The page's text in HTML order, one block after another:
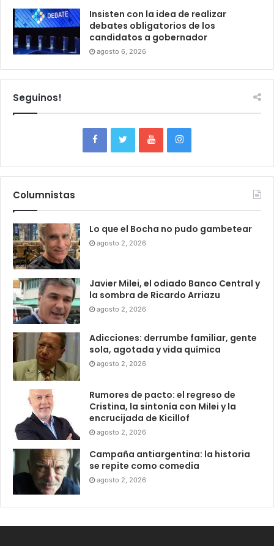
Insisten con la idea de realizar
debates obligatorios de los
candidatos a gobernador
agosto 6, 2026
Seguinos!
Columnistas
Lo que el Bocha no pudo gambetear
agosto 2, 2026
Javier Milei, el odiado Banco Central y
la sombra de Ricardo Arriazu
agosto 2, 2026
Adicciones: derrumbe familiar, gente
sola, agotada y vida química
agosto 2, 2026
Rumores de pacto: el regreso de
Cristina, la sintonía con Milei y la
encrucijada de Kicillof
agosto 2, 2026
Campaña antiargentina: la historia
se repite como comedia
agosto 2, 2026